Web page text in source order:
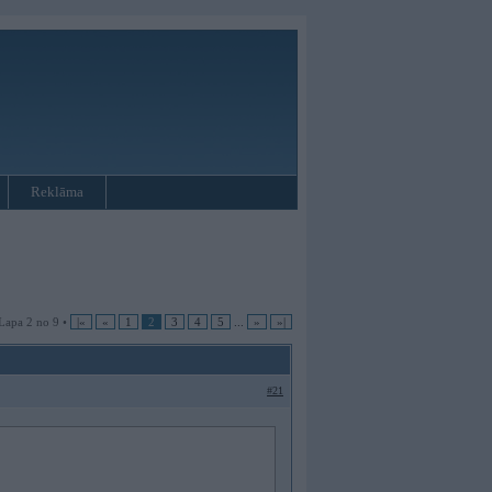
Reklāma
2 no 9 • |« « 1 2 3 4 5 » »|
#21